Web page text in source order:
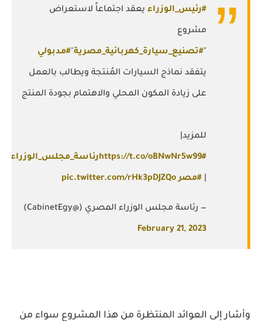
#رئيس_الوزراء يعقد اجتماعاً لاستعراض
مشروع
"#تصنيع_سيارة_كهربائية_مصرية"#مدبولي
يتفقد نماذج السيارات المُنتجة ويطالب بالعمل
على زيادة المكون المحلي والاهتمام بجودة المنتج
للمزيد|
https://t.co/oBNwNr5w99#رئاسة_مجلس_الوزراء
#مصر pic.twitter.com/rHk3pDJZQo
— رئاسة مجلس الوزراء المصري (@CabinetEgy)
February 21, 2023
وأشار إلى العوائد المنتظرة من هذا المشروع سواء من